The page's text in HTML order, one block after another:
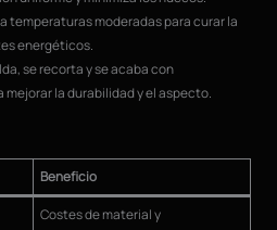
temperaturas moderadas para curar la
energéticos.
se recorta y se acaba con
la durabilidad y el aspecto.
Beneficio
Costes de material y